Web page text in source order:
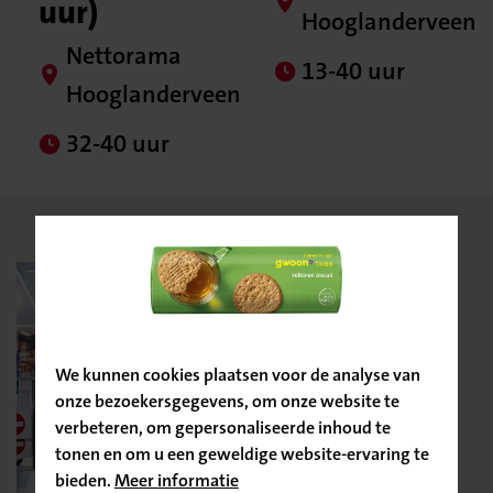
We kunnen cookies plaatsen voor de analyse van
onze bezoekersgegevens, om onze website te
verbeteren, om gepersonaliseerde inhoud te
tonen en om u een geweldige website-ervaring te
bieden.Meer informatie
uur)
Nettorama
Hooglanderveen
32-40 uur
Hooglanderveen
13-40 uur
Bevestig